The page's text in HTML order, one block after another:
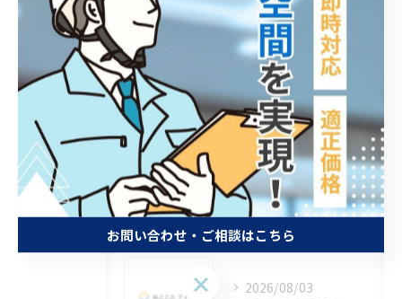
エアコン・室外機・メンテナンス
エアコン 冷房 温度
エアコン 2027年問題
エアコン 2027
最近の投稿
Recent
Posts
2026/08/03
お問い合わせ・ご相談はこちら
お問い合わせ・ご相談はこちら